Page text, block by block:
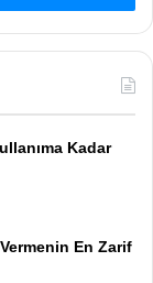
Kadar
En Zarif